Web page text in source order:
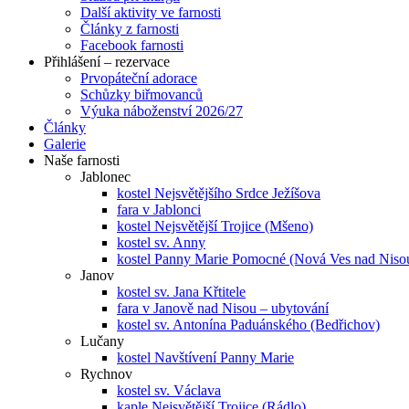
Další aktivity ve farnosti
Články z farnosti
Facebook farnosti
Přihlášení – rezervace
Prvopáteční adorace
Schůzky biřmovanců
Výuka náboženství 2026/27
Články
Galerie
Naše farnosti
Jablonec
kostel Nejsvětějšího Srdce Ježíšova
fara v Jablonci
kostel Nejsvětější Trojice (Mšeno)
kostel sv. Anny
kostel Panny Marie Pomocné (Nová Ves nad
Janov
kostel sv. Jana Křtitele
fara v Janově nad Nisou – ubytování
kostel sv. Antonína Paduánského (Bedřichov)
Lučany
kostel Navštívení Panny Marie
Rychnov
kostel sv. Václava